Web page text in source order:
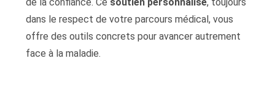
de la confiance. Ce soutien personnalisé, toujours
dans le respect de votre parcours médical, vous
offre des outils concrets pour avancer autrement
face à la maladie.